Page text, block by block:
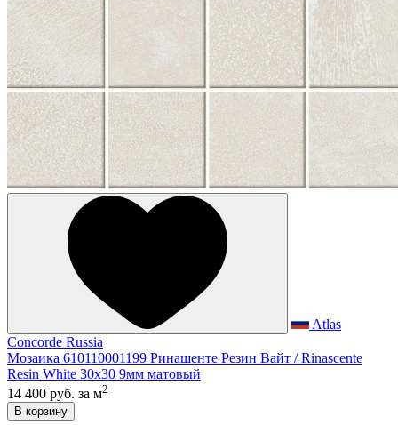
Atlas
Concorde Russia
Мозаика 610110001199 Ринашенте Резин Вайт / Rinascente
Resin White 30x30 9мм матовый
14 400 руб. за м2
В корзину